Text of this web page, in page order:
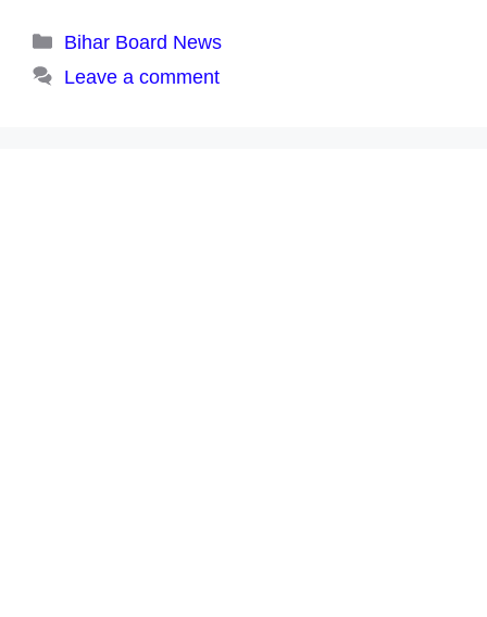
Categories
Bihar Board News
Leave a comment